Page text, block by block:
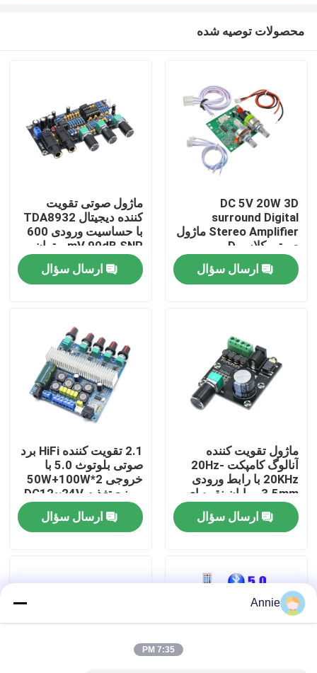
خونه
درباره ما
بازدید از کارخانه
با ما تماس بگیرید
اخبار
موارد
وبلاگ
محصولات توصیه شده
DC 5V 20W 3D
surround Digital
Stereo Amplifier ماژول
صوتی کلاس D
ارسال سؤال
ماژول صوتی تقویت
کننده دیجیتال TDA8932
با حساسیت ورودی 600
mV 90dB SNR و توان
خروجی 3W
ارسال سؤال
ماژول تقویت کننده
آنالوگ کامپکت 20Hz-
20KHz با رابط ورودی
3.5mm و پایان نقره ای
ارسال سؤال
2.1 تقویت کننده HiFi برد
صوتی بلوتوث 5.0 با
خروجی 2*50W+100W
و منبع تغذیه DC12~24V
ارسال سؤال
Annie
7:35 PM